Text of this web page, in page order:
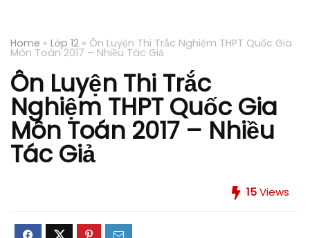
Home » Lớp 12 » Ôn Luyện Thi Trắc Nghiệm THPT Quốc Gia
Môn Toán 2017 – Nhiều Tác Giả
Ôn Luyện Thi Trắc
Nghiệm THPT Quốc Gia
Môn Toán 2017 – Nhiều
Tác Giả
15Views